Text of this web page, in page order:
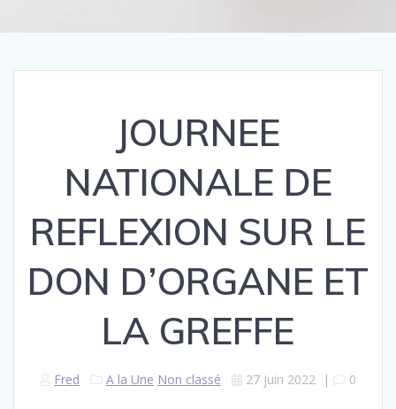
JOURNEE
NATIONALE DE
REFLEXION SUR LE
DON D’ORGANE ET
LA GREFFE
Fred A la Une Non classé 27 juin 2022 | 0